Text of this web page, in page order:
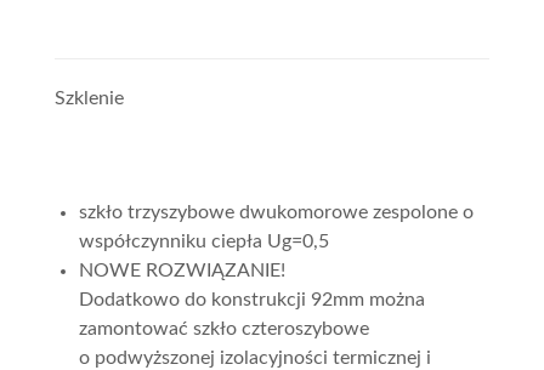
Szklenie
szkło trzyszybowe dwukomorowe zespolone o
współczynniku ciepła Ug=0,5
NOWE ROZWIĄZANIE!
Dodatkowo do konstrukcji 92mm można
zamontować szkło czteroszybowe
o podwyższonej izolacyjności termicznej i